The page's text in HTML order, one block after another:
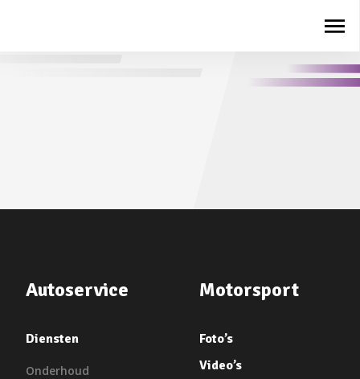
Autoservice
Diensten
Onderhoud
Motorsport
Foto’s
Video’s